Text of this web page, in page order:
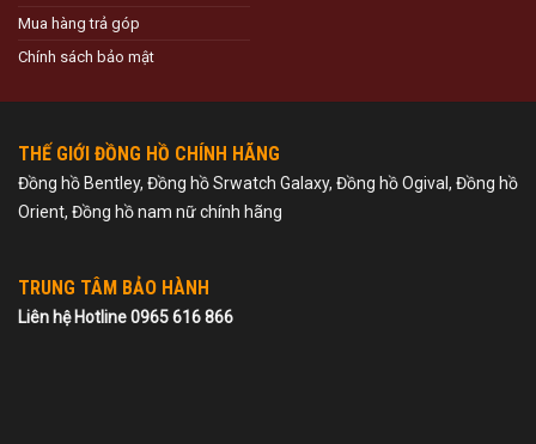
Mua hàng trả góp
Chính sách bảo mật
THẾ GIỚI ĐỒNG HỒ CHÍNH HÃNG
Đồng hồ Bentley, Đồng hồ Srwatch Galaxy, Đồng hồ Ogival, Đồng hồ
Orient, Đồng hồ nam nữ chính hãng
TRUNG TÂM BẢO HÀNH
Liên hệ Hotline 0965 616 866